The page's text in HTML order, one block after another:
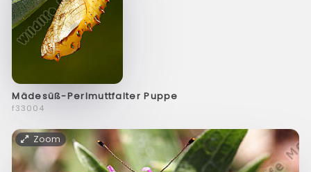
Mädesüß-Perlmuttfalter Puppe
f33004
Zoom